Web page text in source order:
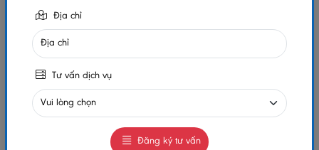
0984032156
MUA NGAY
GIAO HÀNG COD TOÀN QUỐC
GỌI CHO TÔI
Địa chỉ
Tư vấn dịch vụ
Đăng ký tư vấn